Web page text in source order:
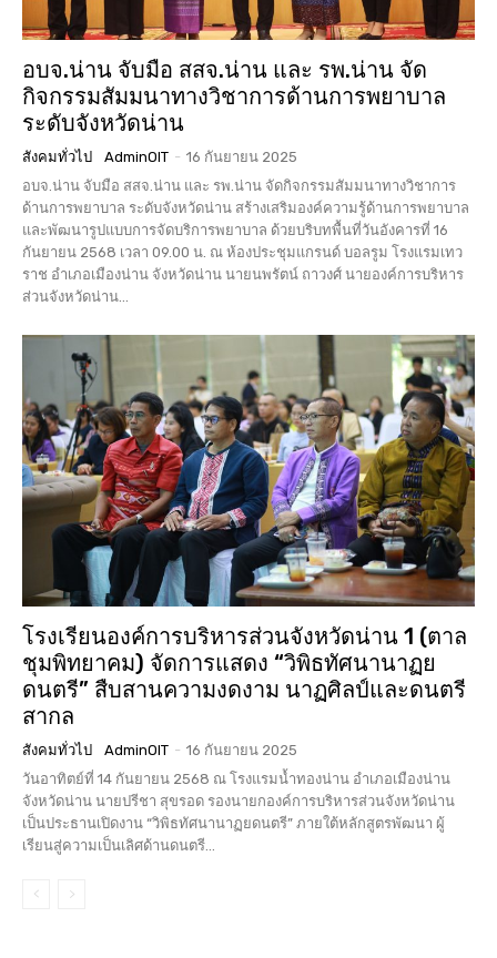
อบจ.น่าน จับมือ สสจ.น่าน และ รพ.น่าน จัด
กิจกรรมสัมมนาทางวิชาการด้านการพยาบาล
ระดับจังหวัดน่าน
สังคมทั่วไป AdminOIT - 16 กันยายน 2025
อบจ.น่าน จับมือ สสจ.น่าน และ รพ.น่าน จัดกิจกรรมสัมมนาทางวิชาการ
ด้านการพยาบาล ระดับจังหวัดน่าน สร้างเสริมองค์ความรู้ด้านการพยาบาล
และพัฒนารูปแบบการจัดบริการพยาบาล ด้วยบริบทพื้นที่วันอังคารที่ 16
กันยายน 2568 เวลา 09.00 น. ณ ห้องประชุมแกรนด์ บอลรูม โรงแรมเทว
ราช อำเภอเมืองน่าน จังหวัดน่าน นายนพรัตน์ ถาวงศ์ นายองค์การบริหาร
ส่วนจังหวัดน่าน...
โรงเรียนองค์การบริหารส่วนจังหวัดน่าน 1 (ตาล
ชุมพิทยาคม) จัดการแสดง “วิพิธทัศนานาฏย
ดนตรี” สืบสานความงดงาม นาฏศิลป์และดนตรี
สากล
สังคมทั่วไป AdminOIT - 16 กันยายน 2025
วันอาทิตย์ที่ 14 กันยายน 2568 ณ โรงแรมน้ำทองน่าน อำเภอเมืองน่าน
จังหวัดน่าน นายปรีชา สุขรอด รองนายกองค์การบริหารส่วนจังหวัดน่าน
เป็นประธานเปิดงาน “วิพิธทัศนานาฏยดนตรี” ภายใต้หลักสูตรพัฒนา ผู้
เรียนสู่ความเป็นเลิศด้านดนตรี...